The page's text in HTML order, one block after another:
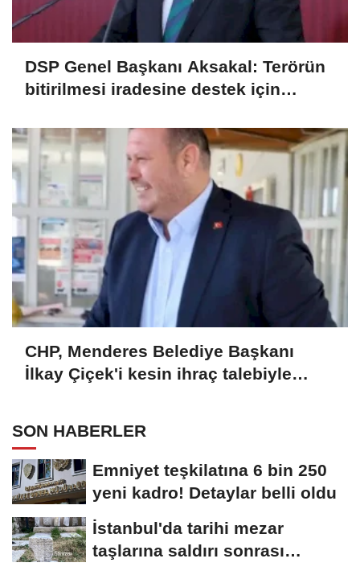
DSP Genel Başkanı Aksakal: Terörün
bitirilmesi iradesine destek için
CHP, Menderes Belediye Başkanı
İlkay Çiçek'i kesin ihraç talebiyle
SON HABERLER
Emniyet teşkilatına 6 bin 250
yeni kadro! Detaylar belli oldu
İstanbul'da tarihi mezar
taşlarına saldırı sonrası